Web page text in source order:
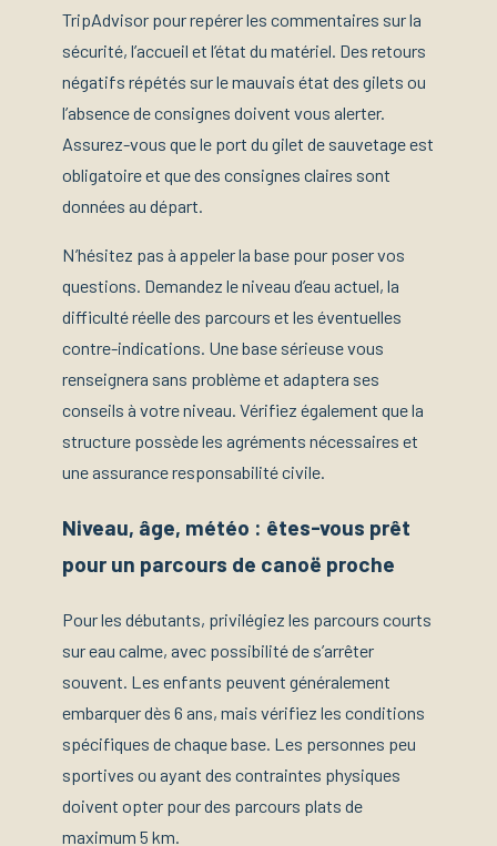
TripAdvisor pour repérer les commentaires sur la
sécurité, l’accueil et l’état du matériel. Des retours
négatifs répétés sur le mauvais état des gilets ou
l’absence de consignes doivent vous alerter.
Assurez-vous que le port du gilet de sauvetage est
obligatoire et que des consignes claires sont
données au départ.
N’hésitez pas à appeler la base pour poser vos
questions. Demandez le niveau d’eau actuel, la
difficulté réelle des parcours et les éventuelles
contre-indications. Une base sérieuse vous
renseignera sans problème et adaptera ses
conseils à votre niveau. Vérifiez également que la
structure possède les agréments nécessaires et
une assurance responsabilité civile.
Niveau, âge, météo : êtes-vous prêt
pour un parcours de canoë proche
Pour les débutants, privilégiez les parcours courts
sur eau calme, avec possibilité de s’arrêter
souvent. Les enfants peuvent généralement
embarquer dès 6 ans, mais vérifiez les conditions
spécifiques de chaque base. Les personnes peu
sportives ou ayant des contraintes physiques
doivent opter pour des parcours plats de
maximum 5 km.